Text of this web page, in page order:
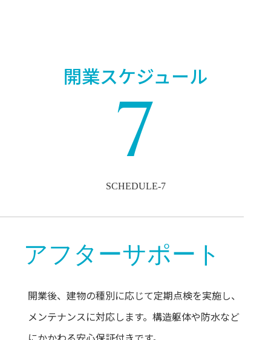
開業スケジュール
7
SCHEDULE-7
アフターサポート
開業後、建物の種別に応じて定期点検を実施し、
メンテナンスに対応します。構造躯体や防水など